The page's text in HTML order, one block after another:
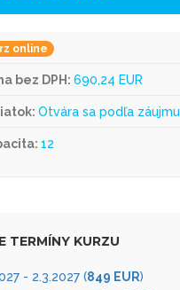
online
bez DPH: 690,24 EUR
Otvára sa podľa záujmu
12
TERMÍNY KURZU
- 2.3.2027 (849 EUR)